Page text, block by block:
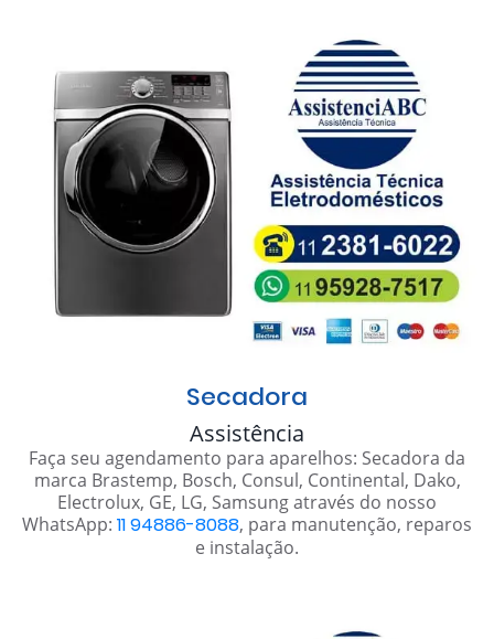
Secadora
Assistência
Faça seu agendamento para aparelhos: Secadora da
marca Brastemp, Bosch, Consul, Continental, Dako,
Electrolux, GE, LG, Samsung através do nosso
WhatsApp: 11 94886-8088, para manutenção, reparos
e instalação.